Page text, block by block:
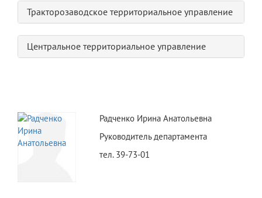
Тракторозаводское территориальное управление
Центральное территориальное управление
Радченко Ирина Анатольевна
Руководитель департамента
тел. 39-73-01